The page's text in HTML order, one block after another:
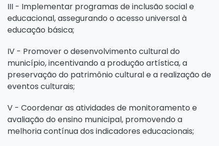
III - Implementar programas de inclusão social e
educacional, assegurando o acesso universal à
educação básica;
IV - Promover o desenvolvimento cultural do
município, incentivando a produção artística, a
preservação do patrimônio cultural e a realização de
eventos culturais;
V - Coordenar as atividades de monitoramento e
avaliação do ensino municipal, promovendo a
melhoria contínua dos indicadores educacionais;